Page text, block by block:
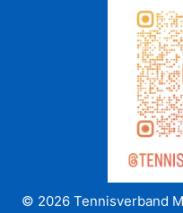
© 2026 Tennisverband